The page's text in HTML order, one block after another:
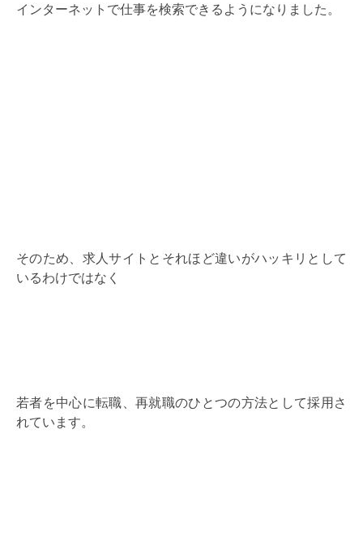
インターネットで仕事を検索できるようになりました。
そのため、求人サイトとそれほど違いがハッキリとして
いるわけではなく
若者を中心に転職、再就職のひとつの方法として採用さ
れています。